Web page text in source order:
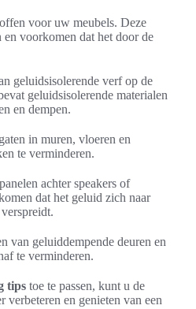
voor uw meubels. Deze
en voorkomen dat het door de
geluidsisolerende verf op de
geluidsisolerende materialen
en dempen.
in muren, vloeren en
te verminderen.
achter speakers of
dat het geluid zich naar
van geluiddempende deuren en
te verminderen.
tips toe te passen, kunt u de
en genieten van een